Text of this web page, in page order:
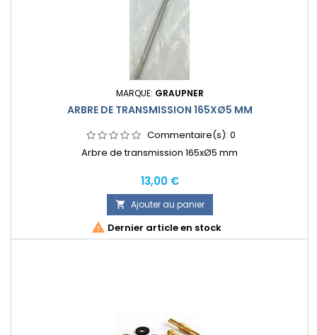
MARQUE: GRAUPNER
ARBRE DE TRANSMISSION 165XØ5 MM
Commentaire(s): 0
Arbre de transmission 165xØ5 mm
Prix
13,00 €
 Ajouter au panier
 Dernier article en stock